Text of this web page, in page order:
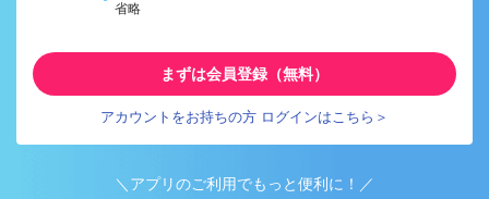
省略
まずは会員登録（無料）
アカウントをお持ちの方 ログインはこちら＞
＼アプリのご利用でもっと便利に！／